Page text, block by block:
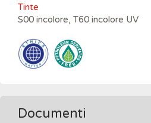
Tinte
S00 incolore, T60 incolore UV
Documenti